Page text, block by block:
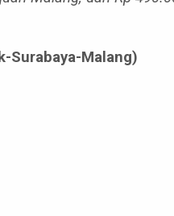
Surabaya-Malang)